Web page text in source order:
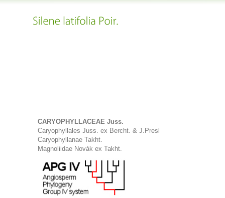
CARYOPHYLLACEAE Juss.
Caryophyllales Juss. ex Bercht. & J.Presl
Caryophyllanae Takht.
Magnoliidae Novák ex Takht.